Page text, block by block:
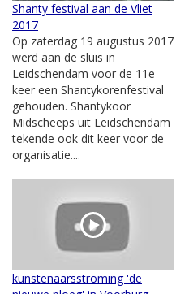
Shanty festival aan de Vliet
2017
Op zaterdag 19 augustus 2017
werd aan de sluis in
Leidschendam voor de 11e
keer een Shantykorenfestival
gehouden. Shantykoor
Midscheeps uit Leidschendam
tekende ook dit keer voor de
organisatie....
kunstenaarsstroming 'de